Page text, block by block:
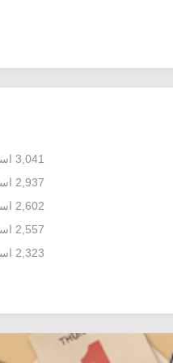
3,041 استفاده
2,937 استفاده
2,602 استفاده
2,557 استفاده
2,323 استفاده